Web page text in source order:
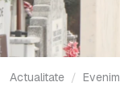
Actualitate